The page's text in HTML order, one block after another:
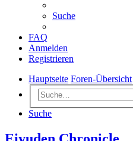
Suche
FAQ
Anmelden
Registrieren
Hauptseite Foren-Übersicht
Suche